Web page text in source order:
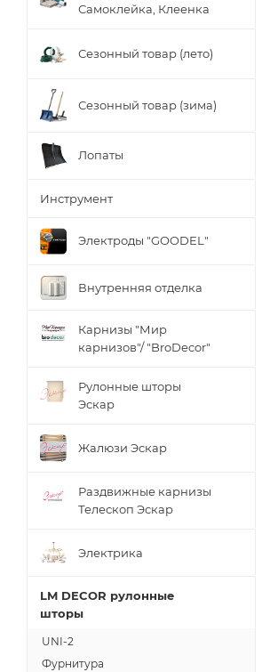
Самоклейка, Клеенка
Сезонный товар (лето)
Сезонный товар (зима)
Лопаты
Инструмент
Электроды "GOODEL"
Внутренняя отделка
Карнизы "Мир
карнизов"/ "BroDecor"
Рулонные шторы
Эскар
Жалюзи Эскар
Раздвижные карнизы
Телескоп Эскар
Электрика
LM DECOR рулонные
шторы
UNI-2
Фурнитура